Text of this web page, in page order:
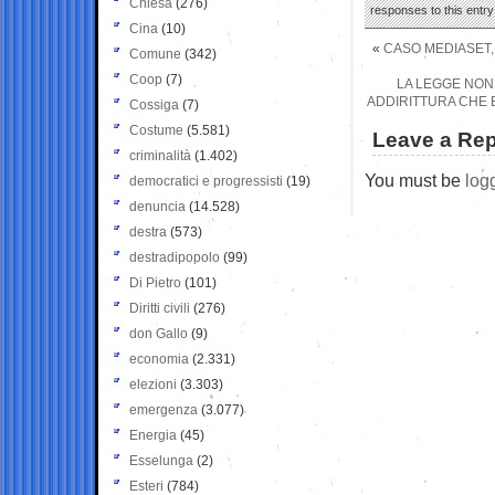
responses to this
« CASO
LA LEGGE
ADDIRITTURA CHE
Leave a
You must be
Chiesa (276)
Cina (10)
Comune (342)
Coop (7)
Cossiga (7)
Costume (5.581)
criminalità (1.402)
democratici e progressisti (19)
denuncia (14.528)
destra (573)
destradipopolo (99)
Di Pietro (101)
Diritti civili (276)
don Gallo (9)
economia (2.331)
elezioni (3.303)
emergenza (3.077)
Energia (45)
Esselunga (2)
Esteri (784)